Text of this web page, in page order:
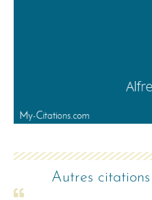
Autres